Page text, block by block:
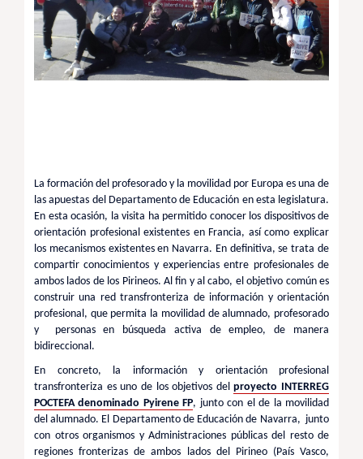
La formación del profesorado y la movilidad por Europa es una de
las apuestas del Departamento de Educación en esta legislatura.
En esta ocasión, la visita ha permitido conocer los dispositivos de
orientación profesional existentes en Francia, así como explicar
los mecanismos existentes en Navarra. En definitiva, se trata de
compartir conocimientos y experiencias entre profesionales de
ambos lados de los Pirineos. Al fin y al cabo, el objetivo común es
construir una red transfronteriza de información y orientación
profesional, que permita la movilidad de alumnado, profesorado
y personas en búsqueda activa de empleo, de manera
bidireccional.
En concreto, la información y orientación profesional
transfronteriza es uno de los objetivos delproyecto INTERREG
POCTEFA denominado Pyirene FP, junto con el de la movilidad
del alumnado. El Departamento de Educación de Navarra, junto
con otros organismos y Administraciones públicas del resto de
regiones fronterizas de ambos lados del Pirineo (País Vasco,